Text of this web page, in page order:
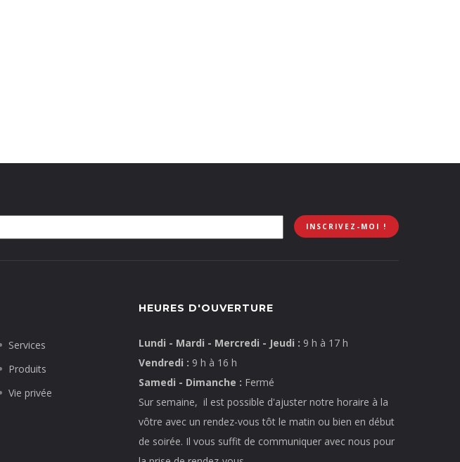
Services
Produits
Vie privée
HEURES D'OUVERTURE
Lundi - Mardi - Mercredi - Jeudi : 9 h à 17 h
Vendredi : 9 h à 16 h
Samedi - Dimanche : Fermé
Sur semaine, il est possible d'ajuster notre horaire à la
vôtre avec un rendez-vous tôt le matin ou bien en début
de soirée. Il vous suffit de communiquer avec nous pour